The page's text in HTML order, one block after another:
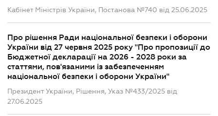
Кабінет Міністрів України, Постанова №740 від 25.06.2025
Про рішення Ради національної безпеки і оборони
України від 27 червня 2025 року "Про пропозиції до
Бюджетної декларації на 2026 - 2028 роки за
статтями, пов'язаними із забезпеченням
національної безпеки і оборони України"
Президент України, Рішення, Указ №433/2025 від
27.06.2025